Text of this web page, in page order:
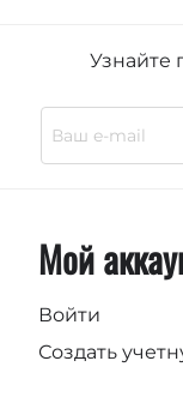
Узнайте
Мой
Войти
Создать